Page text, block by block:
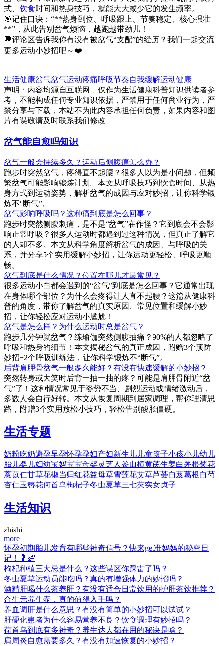
式、 饮食时间和热身技巧，就能大大减少它的发生频率。
🎯记住口诀：“**热身到位、呼吸跟上、节奏稳定、核心强壮
**”，从此告别岔气烦恼，越跑越带劲儿！
💬评论区告诉我你有没有被岔气“支配”的经历？我们一起交流
更多运动小妙招吧～❤️
生活健康岔气岔气运动疼痛呼吸节奏自我缓解运动健康
声明：内容均源自互联网，仅作为生活健康科普知识供读者参
考，不能构成任何专业知识依据，严禁用于任何商业行为，严
禁分享与下载，本站不为此内容承担任何负责，如果内容和图
片有误敬请及时联系我们修改
岔气能自愈吗知识
岔气一般会持续多久？运动后侧腹痛怎么办？
跑步时突然岔气，疼得直不起腰？很多人以为是小问题，但频
繁岔气可能影响锻炼计划。本文从呼吸技巧到饮食时间、从热
身方式到运动姿势，解析岔气的成因与应对妙招，让你科学锻
炼不“断气”。
岔气影响呼吸吗？这种痛到底是怎么回事？
跑步时突然侧腹刺痛，是不是“岔气”在作怪？它到底会不会影
响正常呼吸？很多人运动时都遇到过这种情况，但真正了解它
的人却不多。本文从科学角度解析岔气的成因、与呼吸的关
系，并分享5个实用缓解小妙招，让你运动更轻松、呼吸更顺
畅。
岔气到底是什么情况？位置在哪儿才最常见？
很多运动小白都会遇到的“岔气”到底是怎么回事？它通常出现
在身体哪个部位？为什么会疼得让人直不起腰？这篇从健康科
普的角度，带你了解岔气的真实原因、常见位置和缓解小妙
招，让你轻松应对运动小尴尬！
岔气是怎么样？为什么运动时总是岔气？
跑步几分钟就岔气？练瑜伽突然侧腹抽痛？90%的人都忽略了
呼吸和热身的细节！本文揭秘岔气的真正成因，附赠3个预防
妙招+2个呼吸训练法，让你科学锻炼不“断气”。
后背肩胛骨岔气一般多久能好？有没有快速缓解的小妙招？
突然转身或大笑时后背一抽一抽的疼？可能是肩胛骨附近“岔
气”了！这种情况常见于姿势不当、剧烈运动或情绪激动后，
多数人会自行好转。本文从恢复周期到居家调理，帮你理清思
路，附赠3个实用放松小技巧，轻松告别酸胀僵硬。
生活专题
奶粉吃奶避孕早孕怀孕孕妇产妇新生儿 儿童孩子小孩小儿幼儿
胎儿婴儿妇幼宝妈宝宝母婴灵芝人参山楂黄芪生姜白茅根菊花
薏苡仁甘草花椒当归红花益母草雪莲花艾草芦荟白芨葛根白芍
杏仁玉簪花何首乌枸杞子冬虫夏草三七芡实女贞子
生活知识
zhishi
more
怀孕初期胎儿发育有哪些神奇信号？快来get准妈妈的秘密日
记！🤰👶
枸杞种植三大忌是什么？这些误区你踩雷了吗？
冬虫夏草运动员能吃吗？真的有增强体力的妙招吗？
酒精肝喝什么茶养肝？有没有适合日常饮用的护肝茶饮推荐？
合生元养生壶，真的值得入手吗？
养血调肝是什么意思？有没有简单的小妙招可以试试？
肝硬化患者为什么容易营养不良？饮食调理有妙招吗？
荷首乌到底有多神奇？养生达人都在用的秘诀是啥？
肩周炎自愈需要多久？有没有加速恢复的小妙招？